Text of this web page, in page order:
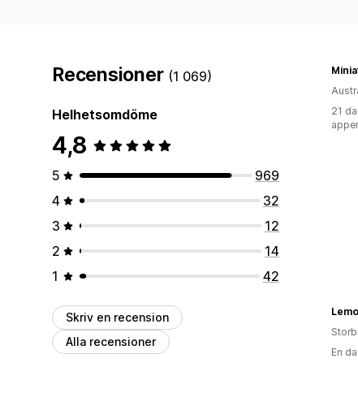
Recensioner (1 069)
Helhetsomdöme
4,8
5
969
4
32
3
12
2
14
1
42
Skriv en recension
Alla recensioner
21
En